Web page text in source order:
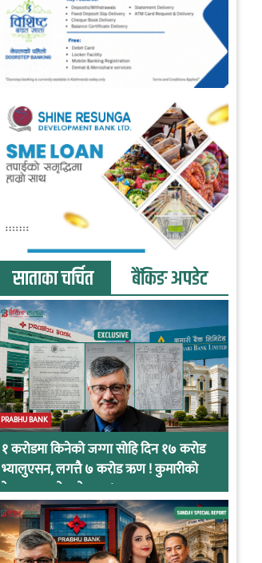
साताका चर्चित बैंकिङ अपडेट
PRABHU BANK
१ करोडमा किनेको जग्गा सोहि दिन १७ करोड
भ्यालुएसन, लगत्तै ७ करोड ऋण ! कुमारीको
केसमा प्रभुको कनेक्सन !